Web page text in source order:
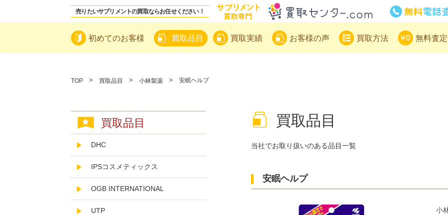
売りたいサプリメントの買取ならお任せください！
初めてのお客様 買取品目 買取実績 お客様の声 買取方法 無料査
TOP 買取品目 小林製薬 安眠ヘルプ
買取品目
当社でお取り扱いのある品目一覧
安眠ヘルプ
小
買取品目
DHC
IPSコスメティックス
OGB INTERNATIONAL
UTP